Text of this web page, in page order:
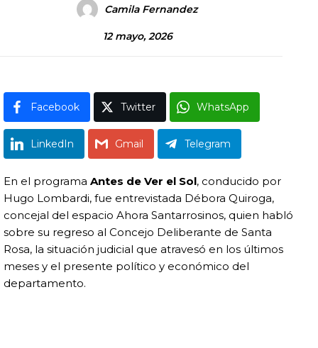
Camila Fernandez
12 mayo, 2026
Facebook Twitter WhatsApp
LinkedIn Gmail Telegram
En el programa Antes de Ver el Sol, conducido por
Hugo Lombardi, fue entrevistada Débora Quiroga,
concejal del espacio Ahora Santarrosinos, quien habló
sobre su regreso al Concejo Deliberante de Santa
Rosa, la situación judicial que atravesó en los últimos
meses y el presente político y económico del
departamento.